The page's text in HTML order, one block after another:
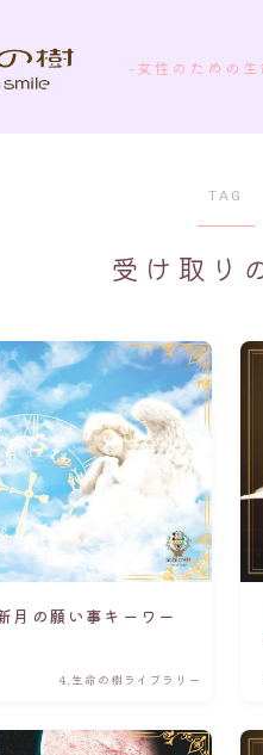
-女性のための生
TAG
受け取り
の願い事キーワー
4.生命の樹ライブラリー